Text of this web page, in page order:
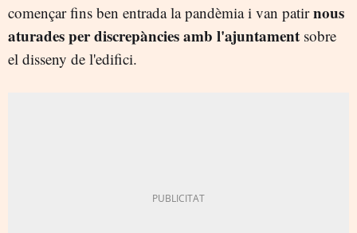
començar fins ben entrada la pandèmia i van patirnous
aturades per discrepàncies amb l'ajuntament sobre
el disseny de l'edifici.